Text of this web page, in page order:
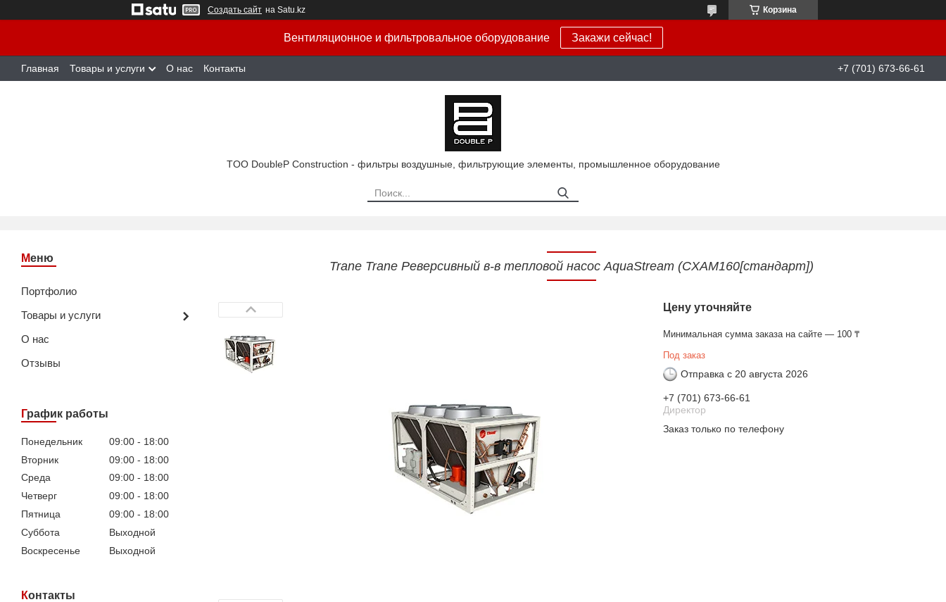
Создать сайт на Satu.kz Корзина
Вентиляционное и фильтровальное оборудование Закажи сейчас!
Главная Товары и услуги О нас Контакты +7 (701) 673-66-61
TOO DoubleP Construction - фильтры воздушные, фильтрующие элементы, промышленное оборудование
Портфолио
Товары и услуги
О нас
Отзывы
График работы
Понедельник 09:00
18:00
Вторник
09:00
18:00
Среда
09:00
18:00
Четверг
09:00
18:00
Пятница
09:00
18:00
Суббота
Выходной
Воскресенье
Выходной
Контакты
Trane Trane Реверсивный в-в тепловой насос AquaStream (CXAM160[стандарт])
Цену уточняйте
Минимальная сумма заказа на сайте — 100 ₸
Под заказ
Отправка с 20 августа 2026
+7 (701) 673-66-61
Директор
Заказ только по телефону